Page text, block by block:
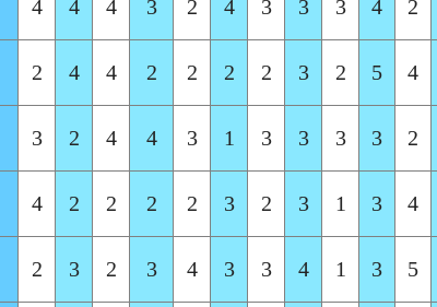
4 4 4 3 2 4 3 3 3 4 2
2 4 4 2 2 2 2 3 2 5 4
3 2 4 4 3 1 3 3 3 3 2
4 2 2 2 2 3 2 3 1 3 4
2 3 2 3 4 3 3 4 1 3 5